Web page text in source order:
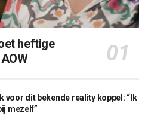
heftige
voor dit bekende reality koppel: “Ik
mezelf”